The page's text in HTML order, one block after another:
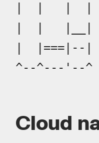
|  |   |  |
|  |   |__|
|  |===|--|
^--^---'--
Cloud